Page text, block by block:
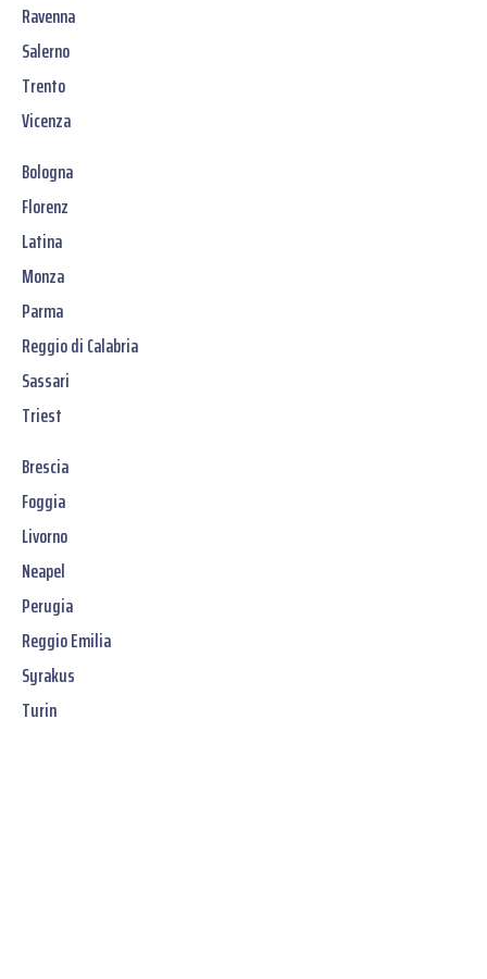
Ravenna
Salerno
Trento
Vicenza
Bologna
Florenz
Latina
Monza
Parma
Reggio di Calabria
Sassari
Triest
Brescia
Foggia
Livorno
Neapel
Perugia
Reggio Emilia
Syrakus
Turin